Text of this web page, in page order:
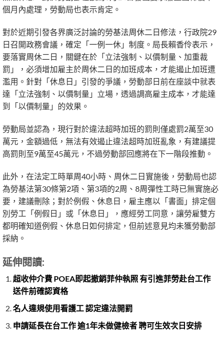
個月內處理，勞動局也表示肯定。
對於近期引發各界廣泛討論的勞基法周休二日修法，行政院29
日召開政務會議，確定「一例一休」制度。局長賴香伶表示，
要落實周休二日，關鍵在於「立法強制、以價制量、加重裁
罰」，必須增加雇主於周休二日的加班成本，才能遏止加班遭
濫用。針對「休息日」引發的爭議，勞動部日前在座談中就表
達「立法強制、以價制量」立場，透過調高雇主成本，才能達
到「以價制量」的效果。
勞動局並認為，現行對於違法超時加班的罰則僅處罰2萬至30
萬元，金額過低，無法有效遏止違法超時加班亂象，有建議提
高罰則至9萬至45萬元，不過勞動部回應將在下一階段推動。
此外，在法定工時單周40小時、周休二日實施後，勞動局也認
為勞基法第30條第2項、第3項的2周、8周彈性工時已無實施必
要，建議刪除；對於例假、休息日，雇主應以「書面」排定個
別勞工「例假日」或「休息日」，應經勞工同意，讓勞雇雙方
都明確知道例假、休息日如何排定，但前述意見均未獲勞動部
採納。
延伸閱讀:
超收仲介費 POEA即起撤銷菲仲執照 有引進菲勞赴台工作
送件前確認資格
名人違規使用看護工 認定違法開罰
申請延長在台工作 逾1年未做健檢者 聘可生效次日安排